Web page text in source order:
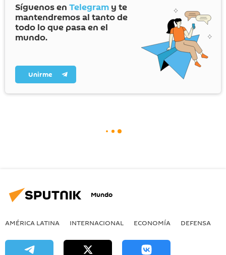
Síguenos en Telegram y te
mantendremos al tanto de
todo lo que pasa en el
mundo.
Unirme
Mundo
AMÉRICA LATINA INTERNACIONAL ECONOMÍA DEFENSA